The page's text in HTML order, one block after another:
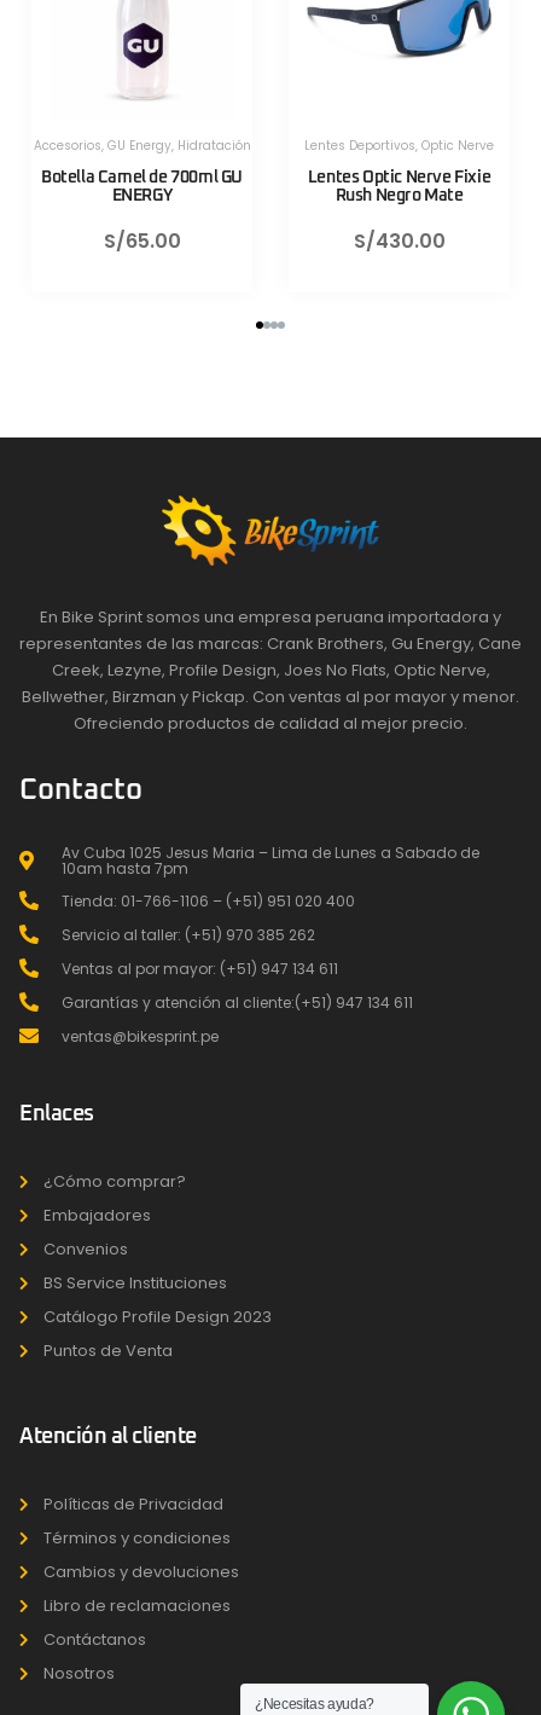
Herramientas,
Válvula CNC TLR Valve pro
S/ 130.00
Herramientas,
Válvula CNC TLR Valve pro
S/ 130.00
En Bike Sprint somos una empresa peruana importadora y
representantes de las marcas: Crank Brothers, Gu Energy, Cane
Creek, Lezyne, Profile Design, Joes No Flats, Optic Nerve,
Bellwether, Birzman y Pickap. Con ventas al por mayor y menor.
Ofreciendo productos de calidad al mejor precio.
Contacto
Av Cuba 1025 Jesus Maria – Lima de Lunes a Sabado de
10am hasta 7pm
Tienda: 01-766-1106 – (+51) 951 020 400
Servicio al taller: (+51) 970 385 262
Ventas al por mayor: (+51) 947 134 611
Garantías y atención al cliente:(+51) 947 134 611
ventas@bikesprint.pe
Enlaces
¿Cómo comprar?
Embajadores
Convenios
BS Service Instituciones
Catálogo Profile Design 2023
Puntos de Venta
Atención al cliente
Políticas de Privacidad
Términos y condiciones
Cambios y devoluciones
Libro de reclamaciones
Contáctanos
Nosotros
¿Necesitas ayuda?